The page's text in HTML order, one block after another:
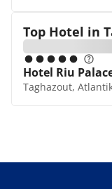
Top Hotel in
Hotel Riu
Taghazout,